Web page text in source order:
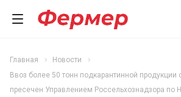
Главная
Новости
Ввоз более 50 тонн подкарантинной продукции
пресечен Управлением Россельхознадзора по